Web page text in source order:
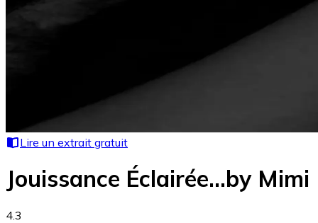
Lire un extrait gratuit
Jouissance Éclairée...by Mimi
4.3